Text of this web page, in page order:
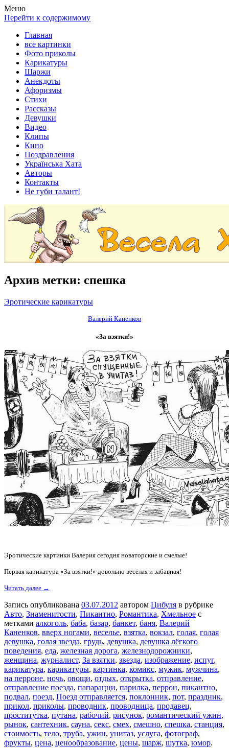
Весела хата — прикольные картинки, смешные истории,
клипы!
Покажем всем ваши фото приколы, карикатуры, шаржи, стихи,
рассказы, видео и песни!
Меню
Перейти к содержимому
Главная
все картинки
Фото приколы
Карикатуры
Шаржи
Анекдоты
Афоризмы
Стихи
Рассказы
Девушки
Видео
Клипы
Кино
Поздравления
Українська Хата
Авторы
Контакты
Не губи талант!
Архив метки: спешка
Эротические карикатуры
Валерий Каненков
«За взятки!»
Эротические картинки Валерия сегодня новаторские и смелые!
Первая карикатура «За взятки!» довольно весёлая и забавная!
Читать далее →
Запись опубликована 03.07.2012 автором Цибуля в рубрике
Авто, Знаменитости, Пикантно, Романтика, Хмельное с
метками алкоголь, баба, базар, банкет, баня, Валерий
Каненков, вверх ногами, веселье, взятка, вокзал, голая, голая
девушка, голая звезда, грудь, девушка, девушка лёгкого
поведения, еда, железная дорога, железнодорожники,
женщина, журналист, За взятки, звезда, изображение, испуг,
карикатура, карикатуры, картинка, комикс, мужик, мужчина,
на перроне, ночь, овощи, отдых, открытка, отправление,
отправление поезда, папарацци, парилка, перрон, пикантно,
подвал, поезд, Поезд отправляется, поклонник, пот, праздник,
прикол, приколы, проводник, проводница, продавец,
проститутка, путана, рабочий, рисунок, романтический ужин,
рынок, сантехник, сауна, секс, смех, смешно, спешка, станция,
стоимость, тело, труба, ужин, унитаз, услуга, фотограф,
фрукты, цена, ценообразование, цены, шарж, шутка, юмор.